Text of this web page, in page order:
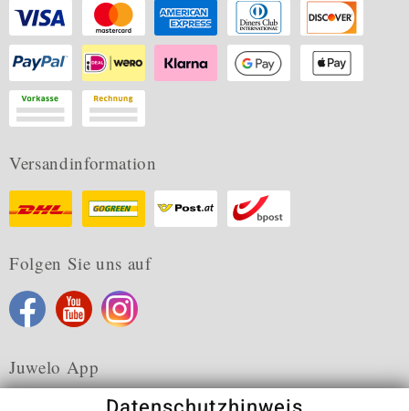
Versandinformation
Folgen Sie uns auf
Juwelo App